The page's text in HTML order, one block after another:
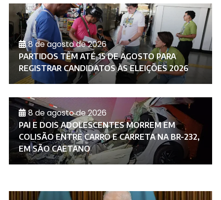
8 de agosto de 2026
PARTIDOS TÊM ATÉ 15 DE AGOSTO PARA
REGISTRAR CANDIDATOS ÀS ELEIÇÕES 2026
8 de agosto de 2026
PAI E DOIS ADOLESCENTES MORREM EM
COLISÃO ENTRE CARRO E CARRETA NA BR-232,
EM SÃO CAETANO